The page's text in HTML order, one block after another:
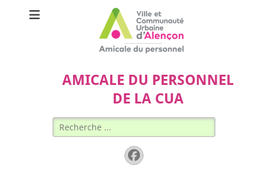
AMICALE DU PERSONNEL
DE LA CUA
Rechercher :
Facebook